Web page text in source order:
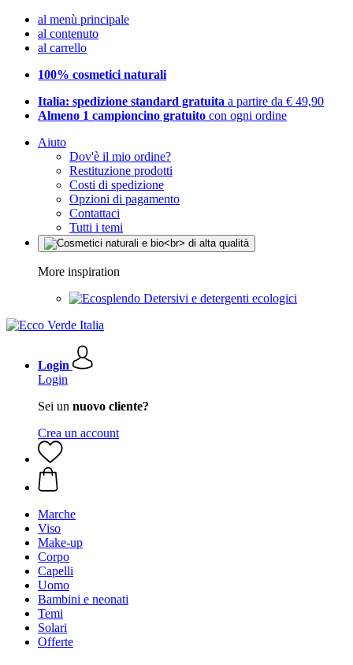
al menù principale
al contenuto
al carrello
100% cosmetici naturali
Italia: spedizione standard gratuita a partire da € 49,90
Almeno 1 campioncino gratuito con ogni ordine
Aiuto
Dov'è il mio ordine?
Restituzione prodotti
Costi di spedizione
Opzioni di pagamento
Contattaci
Tutti i temi
More inspiration
Detersivi e detergenti ecologici
Login
Login
Sei un nuovo cliente?
Crea un account
Marche
Viso
Make-up
Corpo
Capelli
Uomo
Bambini e neonati
Temi
Solari
Offerte